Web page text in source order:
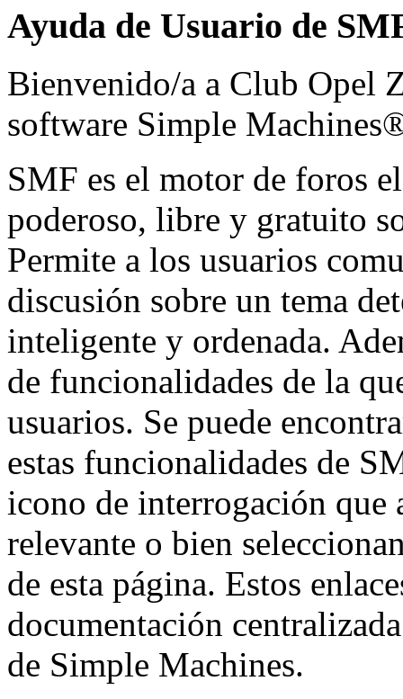
Ayuda de Usuario de
Bienvenido/a a Club Opel
software Simple
SMF es el motor de foros
poderoso, libre y gratuito
Permite a los usuarios
discusión sobre un tema
inteligente y ordenada.
de funcionalidades de la
usuarios. Se puede
estas funcionalidades de
icono de interrogación que
relevante o bien
de esta página. Estos
documentación
de Simple Machines.